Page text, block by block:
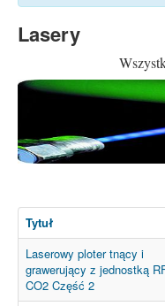
Lasery
Tytuł
Laserowy ploter tnący i
grawerujący z jednostką
CO2 Część 2